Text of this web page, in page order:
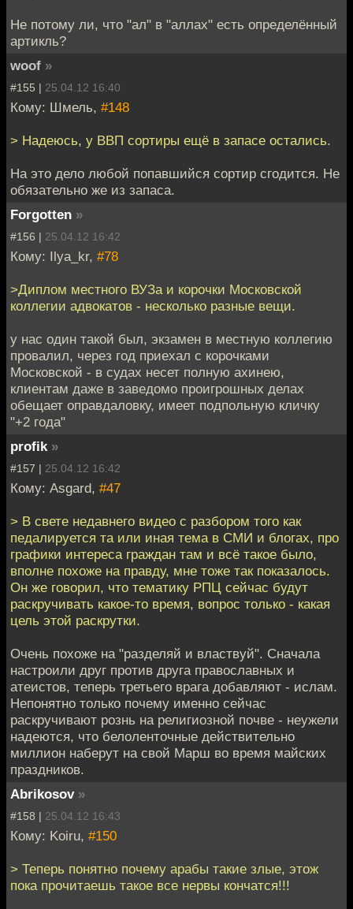
Не потому ли, что "ал" в "аллах" есть определённый
артикль?
woof »
#155 | 25.04.12 16:40
Кому: Шмель, #148
> Надеюсь, у ВВП сортиры ещё в запасе остались.
На это дело любой попавшийся сортир сгодится. Не
обязательно же из запаса.
Forgotten »
#156 | 25.04.12 16:42
Кому: Ilya_kr, #78
>Диплом местного ВУЗа и корочки Московской
коллегии адвокатов - несколько разные вещи.
у нас один такой был, экзамен в местную коллегию
провалил, через год приехал с корочками
Московской - в судах несет полную ахинею,
клиентам даже в заведомо проигрошных делах
обещает оправдаловку, имеет подпольную кличку
"+2 года"
profik »
#157 | 25.04.12 16:42
Кому: Asgard, #47
> В свете недавнего видео с разбором того как
педалируется та или иная тема в СМИ и блогах, про
графики интереса граждан там и всё такое было,
вполне похоже на правду, мне тоже так показалось.
Он же говорил, что тематику РПЦ сейчас будут
раскручивать какое-то время, вопрос только - какая
цель этой раскрутки.
Очень похоже на "разделяй и властвуй". Сначала
настроили друг против друга православных и
атеистов, теперь третьего врага добавляют - ислам.
Непонятно только почему именно сейчас
раскручивают рознь на религиозной почве - неужели
надеются, что белоленточные действительно
миллион наберут на свой Марш во время майских
праздников.
Abrikosov »
#158 | 25.04.12 16:43
Кому: Koiru, #150
> Теперь понятно почему арабы такие злые, этож
пока прочитаешь такое все нервы кончатся!!!